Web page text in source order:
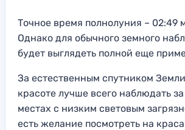
Точное время полнолуния – 02:49
Однако для обычного земного
будет выглядеть полной еще
За естественным спутником
красоте лучше всего наблюдать
местах с низким световым
есть желание посмотреть на